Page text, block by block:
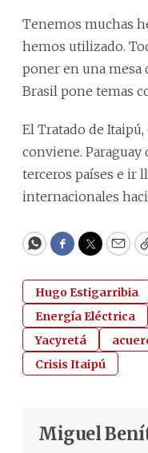
Tenemos muchas
hemos utilizado.
poner en una mesa
Brasil pone temas
El Tratado de
conviene.
terceros países e ir
internacionales
WhatsApp
Facebook
Twitter
Hugo Estigarribia
Energía Eléctrica
Yacyretá
Crisis Itaipú
Miguel